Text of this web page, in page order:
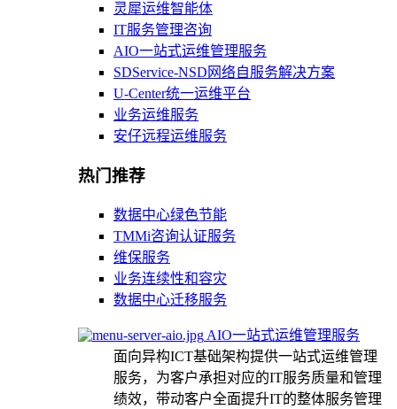
灵犀运维智能体
IT服务管理咨询
AIO一站式运维管理服务
SDService-NSD网络自服务解决方案
U-Center统一运维平台
业务运维服务
安仔远程运维服务
热门推荐
数据中心绿色节能
TMMi咨询认证服务
维保服务
业务连续性和容灾
数据中心迁移服务
AIO一站式运维管理服务
面向异构ICT基础架构提供一站式运维管理
服务，为客户承担对应的IT服务质量和管理
绩效，带动客户全面提升IT的整体服务管理